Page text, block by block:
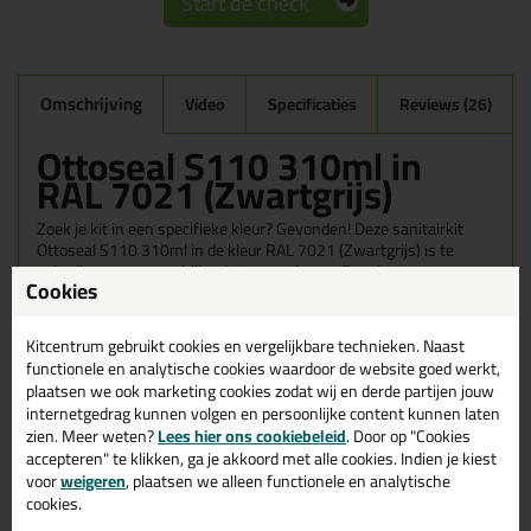
Omschrijving Video Specificaties Reviews (26)
Ottoseal S110 310ml in
RAL 7021 (Zwartgrijs)
Zoek je kit in een specifieke kleur? Gevonden! Deze sanitairkit
Ottoseal S110 310ml in de kleur RAL 7021 (Zwartgrijs) is te
gebruiken voor verschillende toepassingen. Een duurzame en
veelzijdige kit welke makkelijk te verwerken is. Perfect als je een
Bestel de Ottoseal S110 310ml in kleur RAL 7021 (Zwartgrijs)
vandaag nog! Op voorraad en op werkdagen besteld = morgen in
huis.
Wil je meer weten over de toepassing en kenmerken van dit
product?Lees alles over dit product >
Tips & tricks voor Ottoseal S110
Cookies
Kitcentrum gebruikt cookies en vergelijkbare technieken. Naast
functionele en analytische cookies waardoor de website goed werkt,
plaatsen we ook marketing cookies zodat wij en derde partijen jouw
internetgedrag kunnen volgen en persoonlijke content kunnen laten
zien. Meer weten?Lees hier ons cookiebeleid. Door op "Cookies
accepteren" te klikken, ga je akkoord met alle cookies. Indien je kiest
voorweigeren, plaatsen we alleen functionele en analytische
cookies.